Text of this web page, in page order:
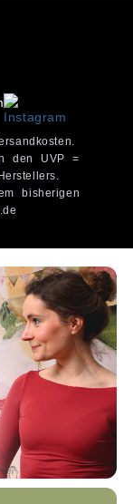
den UVP =
bisherigen